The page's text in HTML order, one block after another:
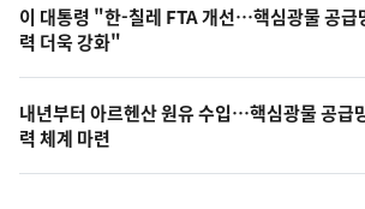
오
늘
의
사
진
이 대통령 "한-칠레 FTA 개선…핵심광물 공급
력 더욱 강화"
내년부터 아르헨산 원유 수입…핵심광물 공급
력 체계 마련